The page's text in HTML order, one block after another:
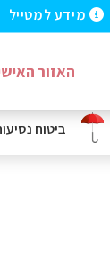
ביטוח
מידע למטייל
האזור